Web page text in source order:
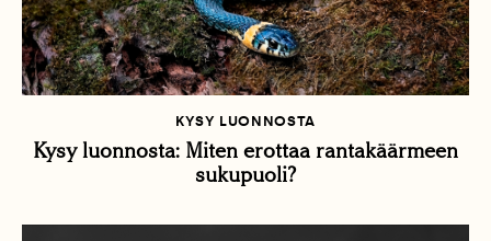
KYSY LUONNOSTA
Kysy luonnosta: Miten erottaa rantakäärmeen
sukupuoli?